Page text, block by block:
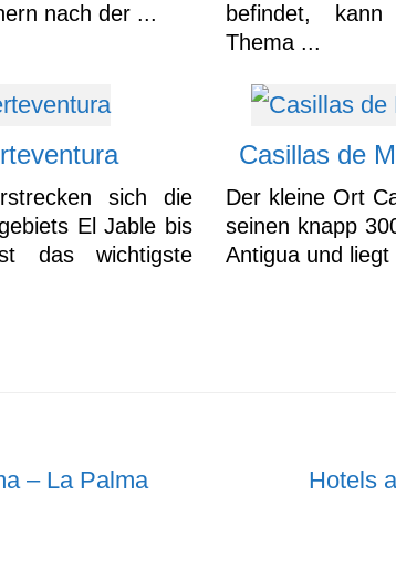
nach der ...
befindet,
Thema ...
sich die
El Jable bis
das wichtigste
Casillas de
Der kleine Ort
seinen knapp
Antigua und
– La Palma Hotels